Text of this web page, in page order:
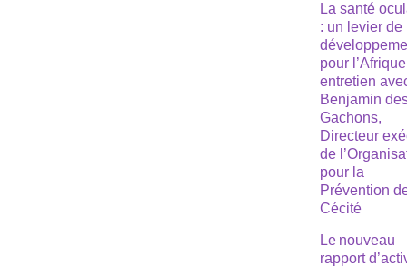
La santé
: un levier de
pour
entretien
Benjamin
Gachons,
Directeur
de
pour la
Prévention
Cécité
Le nouveau
rapport